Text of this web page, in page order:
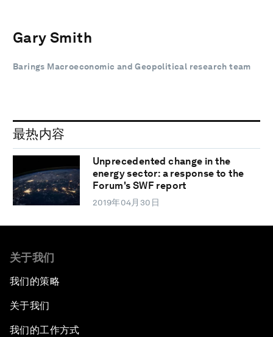
Gary Smith
Barings Macroeconomic and Geopolitical research team
最热内容
Unprecedented change in the
energy sector: a response to the
Forum's SWF report
2019年04月30日
关于我们
我们的策略
关于我们
我们的工作方式